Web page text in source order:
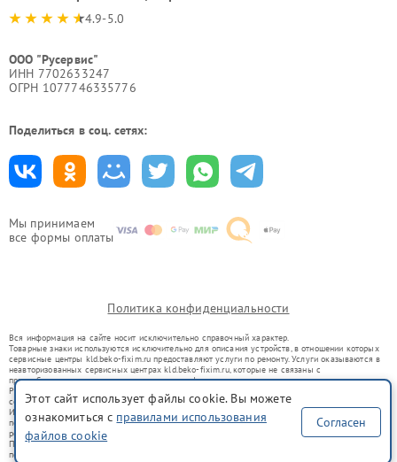
Мы принимаем
все формы оплаты
4.9-5.0
ООО "Русервис"
ИНН 7702633247
ОГРН 1077746335776
Поделиться в соц. сетях:
Политика конфиденциальности
Вся информация на сайте носит исключительно справочный характер.
Товарные знаки используются исключительно для описания устройств, в отношении которых
сервисные центры kld.beko-fixim.ru предоставляют услуги по ремонту. Услуги оказываются в
неавторизованных сервисных центрах kld.beko-fixim.ru, которые не связаны с
правообладателями товарных знаков или их официальными представителями.
Ремонт осуществляется для устройств, уже введенных в гражданский оборот в соответствии
со статьей 1487 ГК РФ.
Использование товарных знаков не преследует цели индивидуализации услуг или введения
потребителей в заблуждение, а служит для информирования о предоставляемых услугах по
ремонту техники указанных брендов.
Представленная на сайте информация не является публичной офертой, определяемой
положениями Статьи 437(2) Гражданского кодекса РФ
Этот сайт использует файлы cookie. Вы можете
ознакомиться с правилами использования
файлов cookie
Согласен